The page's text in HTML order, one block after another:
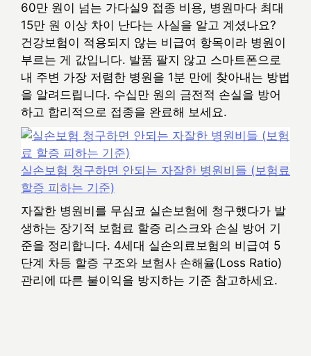
60만 원이 넘는 가다실9 접종 비용, 병원마다 최대
15만 원 이상 차이 난다는 사실을 알고 계셨나요?
건강보험이 적용되지 않는 비급여 항목이라 병원이
부르는 게 값입니다. 발품 팔지 않고 스마트폰으로
내 주변 가장 저렴한 병원을 1분 만에 찾아내는 방법
을 알려드립니다. 수십만 원의 금전적 손실을 방어
하고 합리적으로 접종을 완료해 보세요.
실손보험 청구하면 안되는 자잘한 병원비들 (보험료
할증 피하는 기준)
자잘한 병원비를 무심코 실손보험에 청구했다가 발
생하는 장기적 보험료 할증 리스크와 손실 방어 기
준을 정리합니다. 4세대 실손의료보험의 비급여 5
단계 차등 할증 구조와 보험사 손해율(Loss Ratio)
관리에 따른 불이익을 방지하는 기준 참고하세요.